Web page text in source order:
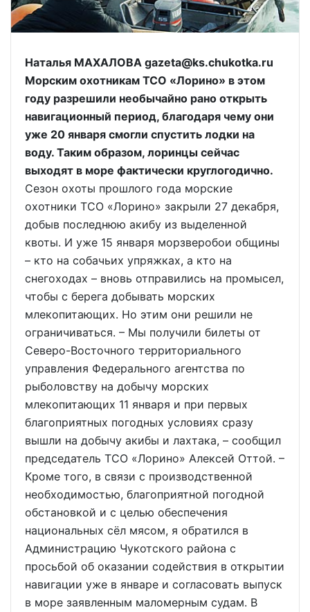
Наталья МАХАЛОВА gazeta@ks.chukotka.ru
Морским охотникам ТСО «Лорино» в этом
году разрешили необычайно рано открыть
навигационный период, благодаря чему они
уже 20 января смогли спустить лодки на
воду. Таким образом, лоринцы сейчас
выходят в море фактически круглогодично.
Сезон охоты прошлого года морские
охотники ТСО «Лорино» закрыли 27 декабря,
добыв последнюю акибу из выделенной
квоты. И уже 15 января морзверобои общины
– кто на собачьих упряжках, а кто на
снегоходах – вновь отправились на промысел,
чтобы с берега добывать морских
млекопитающих. Но этим они решили не
ограничиваться. – Мы получили билеты от
Северо-Восточного территориального
управления Федерального агентства по
рыболовству на добычу морских
млекопитающих 11 января и при первых
благоприятных погодных условиях сразу
вышли на добычу акибы и лахтака, – сообщил
председатель ТСО «Лорино» Алексей Оттой. –
Кроме того, в связи с производственной
необходимостью, благоприятной погодной
обстановкой и с целью обеспечения
национальных сёл мясом, я обратился в
Администрацию Чукотского района с
просьбой об оказании содействия в открытии
навигации уже в январе и согласовать выпуск
в море заявленным маломерным судам. В